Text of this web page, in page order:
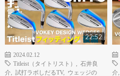
22:52
2024.02.12
Titleist（タイトリスト）
石井良
介
試打ラボしだるTV, ウェッジの
介